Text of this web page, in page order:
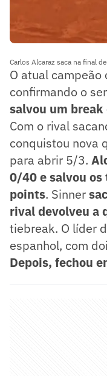
Carlos Alcaraz saca na final
O atual
confirmando o
salvou um
Com o rival
conquistou nova
para abrir 5/3.
0/40 e salvou
points. Sinner
rival devolveu a
tiebreak. O líder
espanhol, com
Depois, fechou